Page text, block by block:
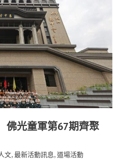
光童軍第67期齊聚
文,最新活動訊息,道場活動